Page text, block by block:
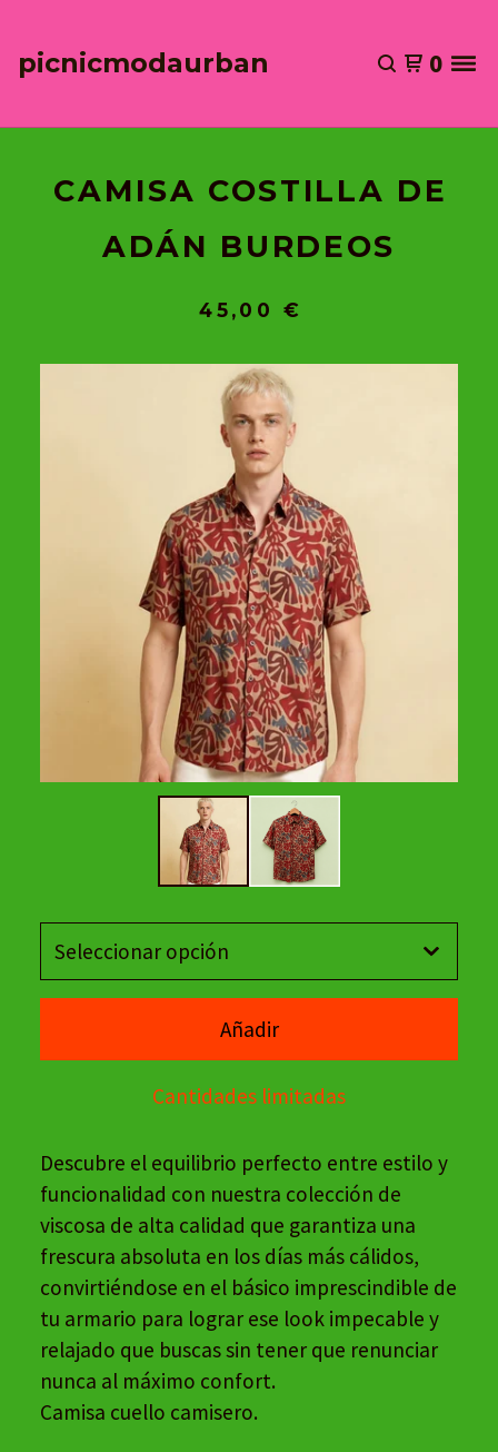
picnicmodaurban 0
CAMISA COSTILLA DE
ADÁN BURDEOS
45,00 €
Añadir
Cantidades limitadas
Descubre el equilibrio perfecto entre estilo y
funcionalidad con nuestra colección de
viscosa de alta calidad que garantiza una
frescura absoluta en los días más cálidos,
convirtiéndose en el básico imprescindible de
tu armario para lograr ese look impecable y
relajado que buscas sin tener que renunciar
nunca al máximo confort.
Camisa cuello camisero.